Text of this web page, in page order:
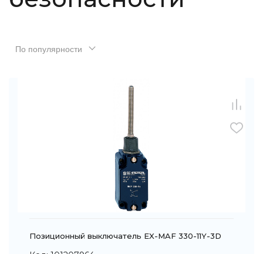
По популярности
Позиционный выключатель EX-MAF 330-11Y-3D